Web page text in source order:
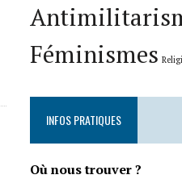
Féminismes
INFOS PRATIQUES
Où nous trouver ?